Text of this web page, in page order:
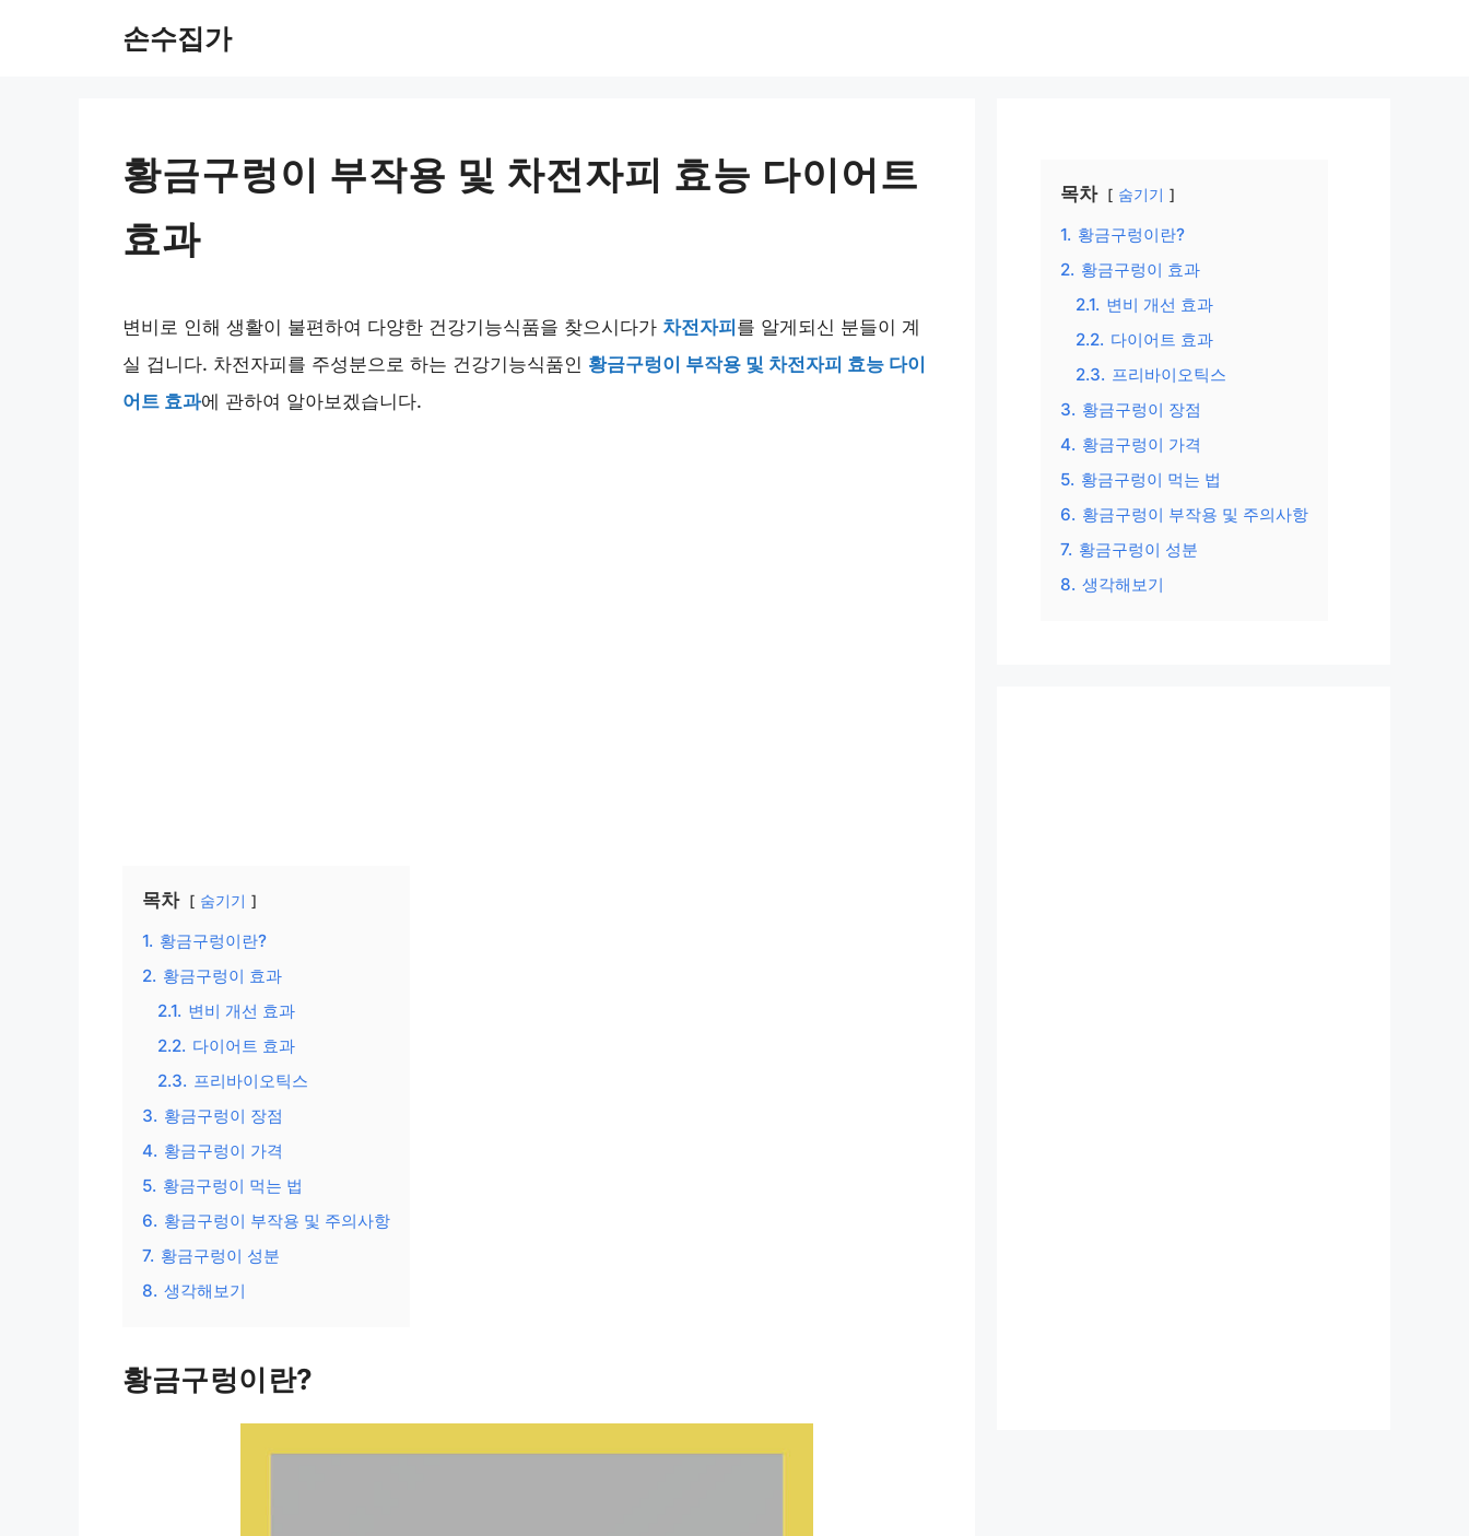
손수집가
황금구렁이 부작용 및 차전자피 효능 다이어트
효과
변비로 인해 생활이 불편하여 다양한 건강기능식품을 찾으시다가 차전자피 를 알게되신 분들이 계
실 겁니다. 차전자피를 주성분으로 하는 건강기능식품인 황금구렁이 부작용 및 차전자피 효능 다이
어트 효과에 관하여 알아보겠습니다.
목차 숨기기
1. 황금구렁이란?
2. 황금구렁이 효과
2.1. 변비 개선 효과
2.2. 다이어트 효과
2.3. 프리바이오틱스
3. 황금구렁이 장점
4. 황금구렁이 가격
5. 황금구렁이 먹는 법
6. 황금구렁이 부작용 및 주의사항
7. 황금구렁이 성분
8. 생각해보기
황금구렁이란?
목차 숨기기
1. 황금구렁이란?
2. 황금구렁이 효과
2.1. 변비 개선 효과
2.2. 다이어트 효과
2.3. 프리바이오틱스
3. 황금구렁이 장점
4. 황금구렁이 가격
5. 황금구렁이 먹는 법
6. 황금구렁이 부작용 및 주의사항
7. 황금구렁이 성분
8. 생각해보기